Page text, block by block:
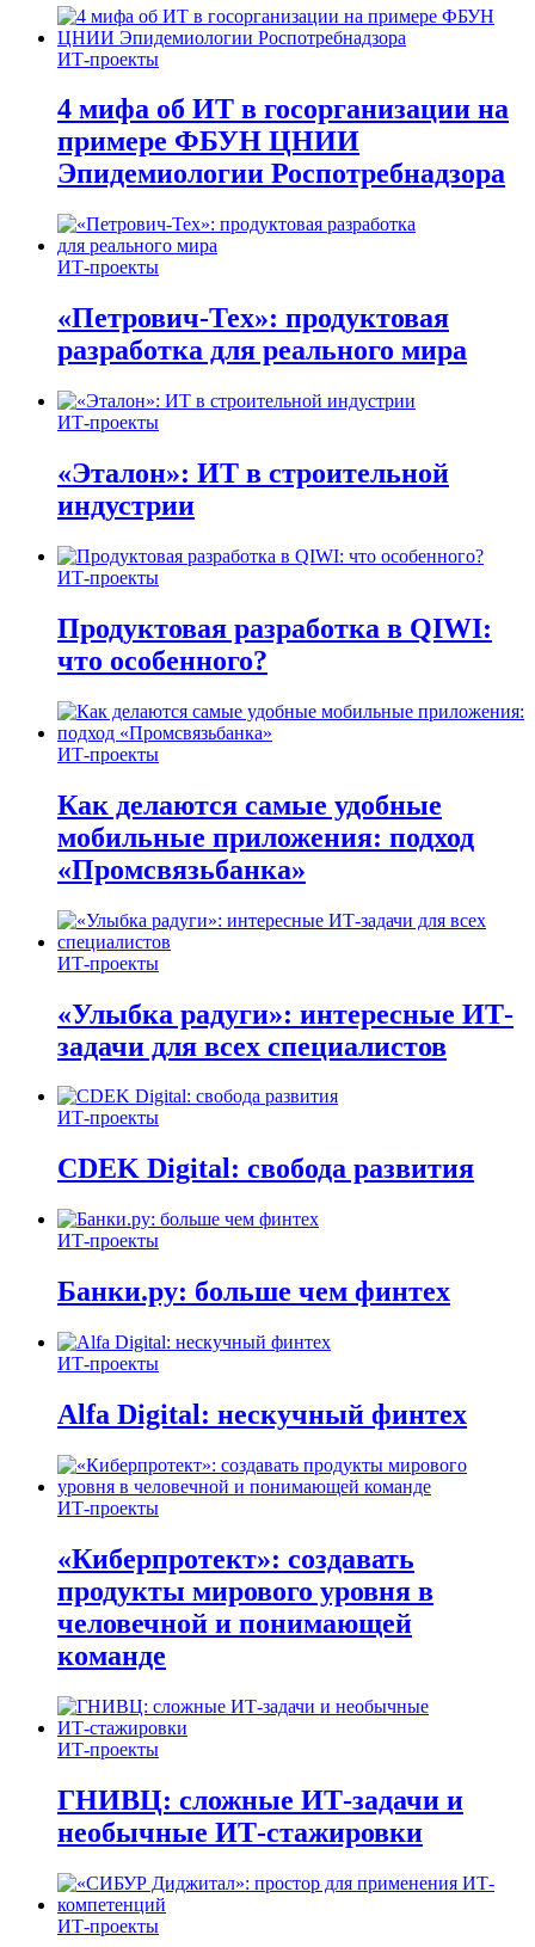
ИТ-проекты
4 мифа об ИТ в госорганизации на
примере ФБУН ЦНИИ
Эпидемиологии Роспотребнадзора
ИТ-проекты
«Петрович-Тех»: продуктовая
разработка для реального мира
ИТ-проекты
«Эталон»: ИТ в строительной
индустрии
ИТ-проекты
Продуктовая разработка в QIWI:
что особенного?
ИТ-проекты
Как делаются самые удобные
мобильные приложения: подход
«Промсвязьбанка»
ИТ-проекты
«Улыбка радуги»: интересные ИТ-
задачи для всех специалистов
ИТ-проекты
CDEK Digital: свобода развития
ИТ-проекты
Банки.ру: больше чем финтех
ИТ-проекты
Alfa Digital: нескучный финтех
ИТ-проекты
«Киберпротект»: создавать
продукты мирового уровня в
человечной и понимающей
команде
ИТ-проекты
ГНИВЦ: сложные ИТ‑задачи и
необычные ИТ‑стажировки
ИТ-проекты